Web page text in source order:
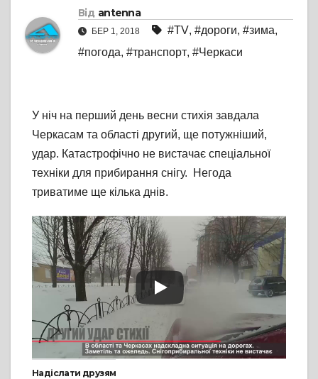
Від antenna
БЕР 1, 2018 #TV, #дороги, #зима,
#погода, #транспорт, #Черкаси
У ніч на перший день весни стихія завдала
Черкасам та області другий, ще потужніший,
удар. Катастрофічно не вистачає спеціальної
техніки для прибирання снігу. Негода
триватиме ще кілька днів.
Надіслати друзям